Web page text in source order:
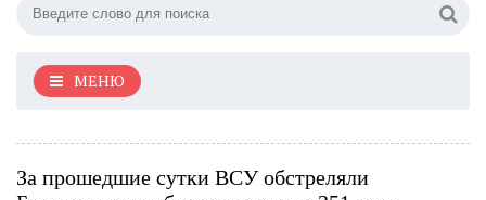
МЕНЮ
За прошедшие сутки ВСУ обстреляли